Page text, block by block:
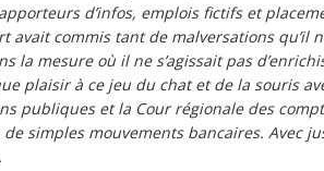
d’infos, emplois fictifs et
avait commis tant de malversations qu’il
la mesure où il ne s’agissait pas
plaisir à ce jeu du chat et de la souris
publiques et la Cour régionale des
simples mouvements bancaires. Avec